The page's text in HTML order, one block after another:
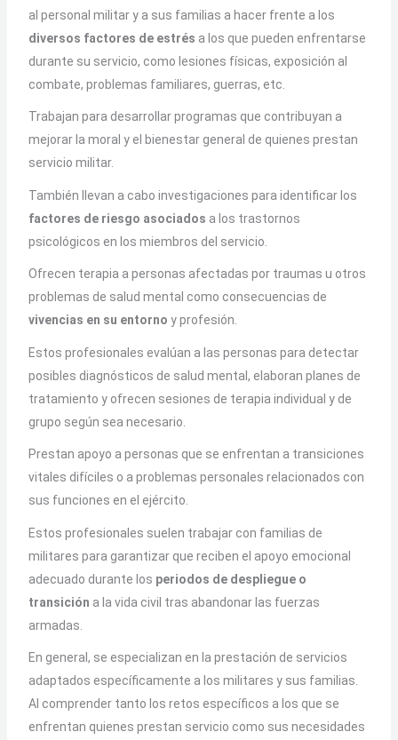
al personal militar y a sus familias a hacer frente a los
diversos factores de estrés a los que pueden enfrentarse
durante su servicio, como lesiones físicas, exposición al
combate, problemas familiares, guerras, etc.
Trabajan para desarrollar programas que contribuyan a
mejorar la moral y el bienestar general de quienes prestan
servicio militar.
También llevan a cabo investigaciones para identificar los
factores de riesgo asociados a los trastornos
psicológicos en los miembros del servicio.
Ofrecen terapia a personas afectadas por traumas u otros
problemas de salud mental como consecuencias de
vivencias en su entorno y profesión.
Estos profesionales evalúan a las personas para detectar
posibles diagnósticos de salud mental, elaboran planes de
tratamiento y ofrecen sesiones de terapia individual y de
grupo según sea necesario.
Prestan apoyo a personas que se enfrentan a transiciones
vitales difíciles o a problemas personales relacionados con
sus funciones en el ejército.
Estos profesionales suelen trabajar con familias de
militares para garantizar que reciben el apoyo emocional
adecuado durante los periodos de despliegue o
transición a la vida civil tras abandonar las fuerzas
armadas.
En general, se especializan en la prestación de servicios
adaptados específicamente a los militares y sus familias.
Al comprender tanto los retos específicos a los que se
enfrentan quienes prestan servicio como sus necesidades